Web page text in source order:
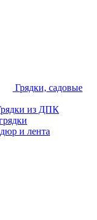
Грядки, садовые
из ДПК
и лента